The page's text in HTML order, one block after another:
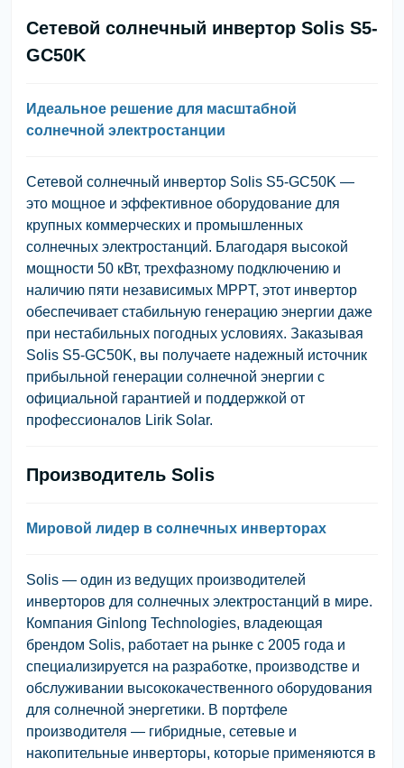
Сетевой солнечный инвертор Solis S5-
GC50K
Идеальное решение для масштабной
солнечной электростанции
Сетевой солнечный инвертор Solis S5-GC50K —
это мощное и эффективное оборудование для
крупных коммерческих и промышленных
солнечных электростанций. Благодаря высокой
мощности 50 кВт, трехфазному подключению и
наличию пяти независимых MPPT, этот инвертор
обеспечивает стабильную генерацию энергии даже
при нестабильных погодных условиях. Заказывая
Solis S5-GC50K, вы получаете надежный источник
прибыльной генерации солнечной энергии с
официальной гарантией и поддержкой от
профессионалов Lirik Solar.
Производитель Solis
Мировой лидер в солнечных инверторах
Solis — один из ведущих производителей
инверторов для солнечных электростанций в мире.
Компания Ginlong Technologies, владеющая
брендом Solis, работает на рынке с 2005 года и
специализируется на разработке, производстве и
обслуживании высококачественного оборудования
для солнечной энергетики. В портфеле
производителя — гибридные, сетевые и
накопительные инверторы, которые применяются в